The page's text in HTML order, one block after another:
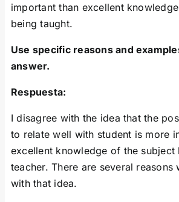
important than excellent
being taught.
Use specific reasons and
answer.
Respuesta:
I disagree with the idea that the
to relate well with student is more
excellent knowledge of the subject
teacher. There are several reasons
with that idea.